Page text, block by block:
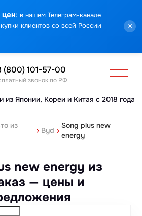
цен: в нашем Телеграм-канале
клиентов со всей России
×
из Японии, Кореи и Китая с 2018 года
(800) 101-57-00
звонок по РФ
из
Byd
Song plus new
energy
new energy из
— цены и